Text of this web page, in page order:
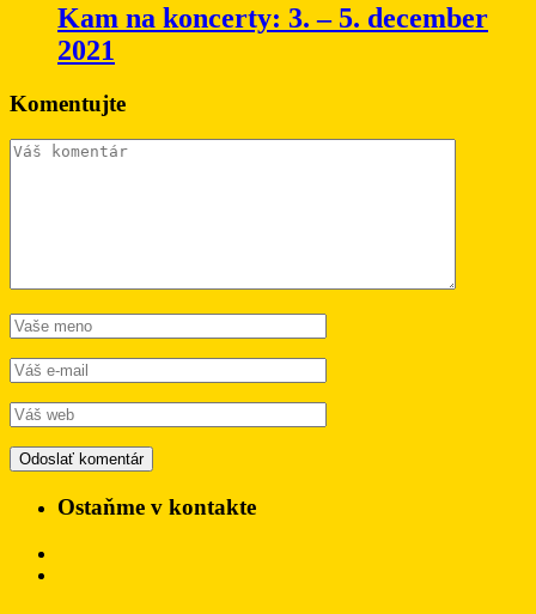
Kam na koncerty: 3. – 5. december
2021
Komentujte
Ostaňme v kontakte